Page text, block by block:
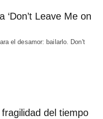
‘Don’t Leave Me on
el desamor: bailarlo. Don't
del tiempo